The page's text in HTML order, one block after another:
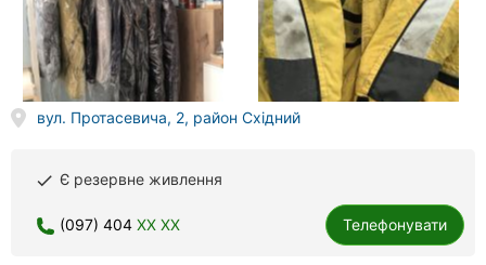
вул. Протасевича, 2, район Східний
done Є резервне живлення
(097) 404 XX XX Телефонувати